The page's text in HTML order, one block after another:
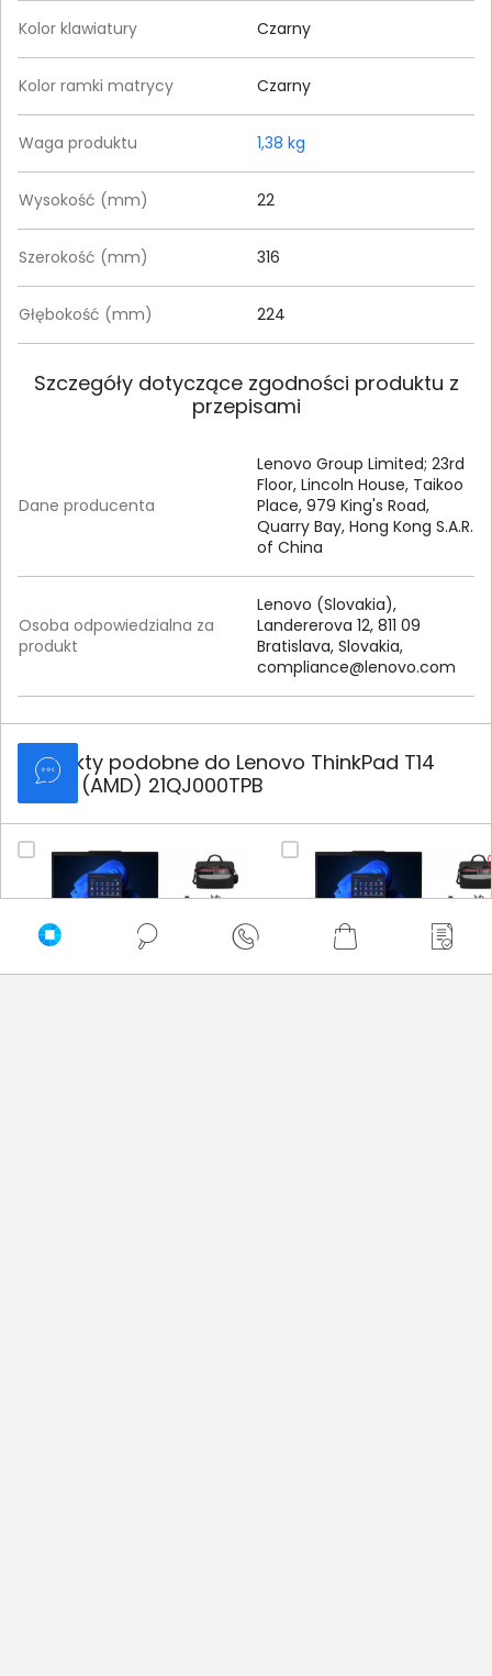
Kolor klawiatury Czarny
Kolor ramki matrycy Czarny
Waga produktu 1,38 kg
Wysokość (mm) 22
Szerokość (mm) 316
Głębokość (mm) 224
Szczegóły dotyczące zgodności produktu z
przepisami
Dane producenta
Lenovo Group Limited; 23rd
Floor, Lincoln House, Taikoo
Place, 979 King's Road,
Quarry Bay, Hong Kong S.A.R.
of China
Osoba odpowiedzialna za
produkt
Lenovo (Slovakia),
Landererova 12, 811 09
Bratislava, Slovakia,
compliance@lenovo.com
Produkty podobne do Lenovo ThinkPad T14
Gen 6 (AMD) 21QJ000TPB